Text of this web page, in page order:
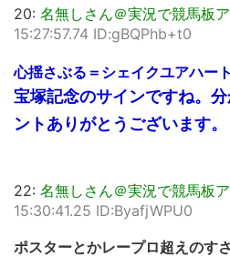
20: 名無しさん＠実況で競馬板
15:27:57.74 ID:gBQPhb+t0
心揺さぶる＝シェイクユアハート
宝塚記念のサインですね。
ントありがとうございます。
22: 名無しさん＠実況で競馬板
15:30:41.25 ID:ByafjWPU0
ポスターとかレープロ超えのす